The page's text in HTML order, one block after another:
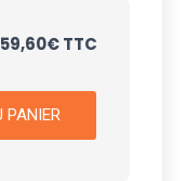
€TTC
PANIER